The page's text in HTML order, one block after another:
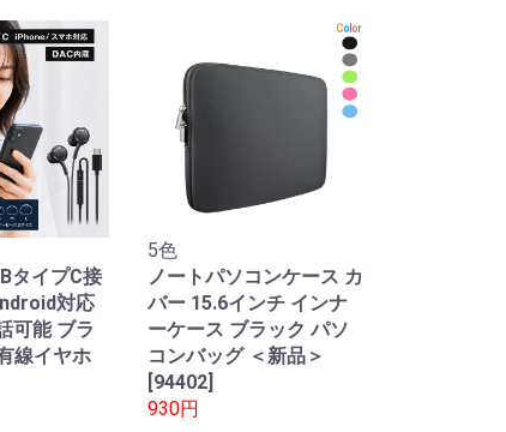
タイプC接
対応
可能 ブラ
線イヤホ
5色
ノートパソコンケース カ
バー 15.6インチ インナ
ーケース ブラック パソ
コンバッグ ＜新品＞
[94402]
930円